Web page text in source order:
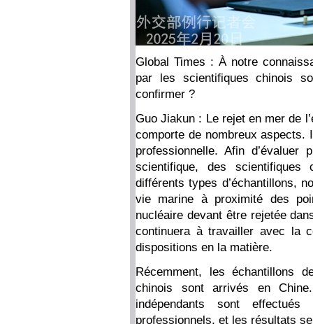
Global Times : À notre
par les scientifiques chinois
confirmer ?
Guo Jiakun : Le rejet en mer de
comporte de nombreux aspects.
professionnelle. Afin
scientifique, des scientifiques
différents types d’échantillons,
vie marine à proximité des
nucléaire devant être rejetée
continuera à travailler avec la
dispositions en la matière.
Récemment, les échantillons
chinois sont arrivés en
indépendants sont
professionnels, et les résultats